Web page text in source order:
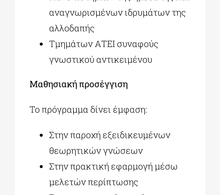
αναγνωρισμένων ιδρυμάτων της
αλλοδαπής
Τμημάτων ΑΤΕΙ συναφούς
γνωστικού αντικειμένου
Μαθησιακή προσέγγιση
Το πρόγραμμα δίνει έμφαση:
Στην παροχή εξειδικευμένων
θεωρητικών γνώσεων
Στην πρακτική εφαρμογή μέσω
μελετών περίπτωσης